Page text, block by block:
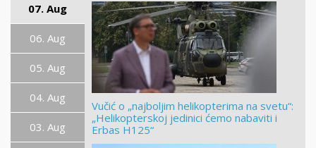
07. Aug
06. Aug
05. Aug
04. Aug
03. Aug
Vučić o „najboljim helikopterima na svetu“:
„Helikopterskoj jedinici ćemo nabaviti i
Erbas H125“